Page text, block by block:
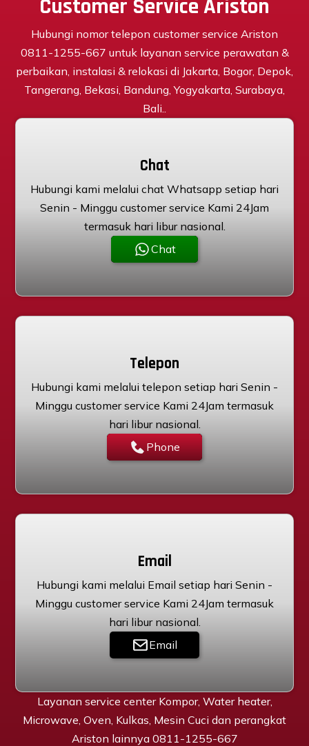
Customer Service Ariston
Hubungi nomor telepon customer service Ariston
0811-1255-667 untuk layanan service perawatan &
perbaikan, instalasi & relokasi di Jakarta, Bogor, Depok,
Tangerang, Bekasi, Bandung, Yogyakarta, Surabaya,
Bali..
Chat
Hubungi kami melalui chat Whatsapp setiap hari
Senin - Minggu customer service Kami 24Jam
termasuk hari libur nasional.
Chat
Telepon
Hubungi kami melalui telepon setiap hari Senin -
Minggu customer service Kami 24Jam termasuk
hari libur nasional.
Phone
Email
Hubungi kami melalui Email setiap hari Senin -
Minggu customer service Kami 24Jam termasuk
hari libur nasional.
Email
Layanan service center Kompor, Water heater,
Microwave, Oven, Kulkas, Mesin Cuci dan perangkat
Ariston lainnya 0811-1255-667